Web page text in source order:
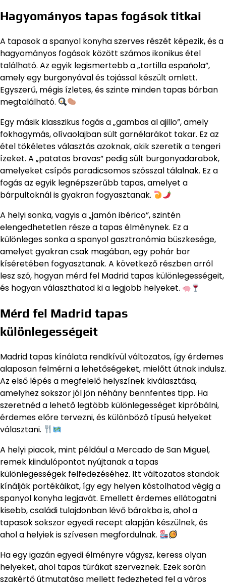
Hagyományos tapas fogások titkai
A tapasok a spanyol konyha szerves részét képezik, és a
hagyományos fogások között számos ikonikus étel
található. Az egyik legismertebb a „tortilla española”,
amely egy burgonyával és tojással készült omlett.
Egyszerű, mégis ízletes, és szinte minden tapas bárban
megtalálható.
Egy másik klasszikus fogás a „gambas al ajillo”, amely
fokhagymás, olívaolajban sült garnélarákot takar. Ez az
étel tökéletes választás azoknak, akik szeretik a tengeri
ízeket. A „patatas bravas” pedig sült burgonyadarabok,
amelyeket csípős paradicsomos szósszal tálalnak. Ez a
fogás az egyik legnépszerűbb tapas, amelyet a
bárpultoknál is gyakran fogyasztanak.
A helyi sonka, vagyis a „jamón ibérico”, szintén
elengedhetetlen része a tapas élménynek. Ez a
különleges sonka a spanyol gasztronómia büszkesége,
amelyet gyakran csak magában, egy pohár bor
kíséretében fogyasztanak. A következő részben arról
lesz szó, hogyan mérd fel Madrid tapas különlegességeit,
és hogyan választhatod ki a legjobb helyeket.
Mérd fel Madrid tapas
különlegességeit
Madrid tapas kínálata rendkívül változatos, így érdemes
alaposan felmérni a lehetőségeket, mielőtt útnak indulsz.
Az első lépés a megfelelő helyszínek kiválasztása,
amelyhez sokszor jól jön néhány bennfentes tipp. Ha
szeretnéd a lehető legtöbb különlegességet kipróbálni,
érdemes előre tervezni, és különböző típusú helyeket
választani.
A helyi piacok, mint például a Mercado de San Miguel,
remek kiindulópontot nyújtanak a tapas
különlegességek felfedezéséhez. Itt változatos standok
kínálják portékáikat, így egy helyen kóstolhatod végig a
spanyol konyha legjavát. Emellett érdemes ellátogatni
kisebb, családi tulajdonban lévő bárokba is, ahol a
tapasok sokszor egyedi recept alapján készülnek, és
ahol a helyiek is szívesen megfordulnak.
Ha egy igazán egyedi élményre vágysz, keress olyan
helyeket, ahol tapas túrákat szerveznek. Ezek során
szakértő útmutatása mellett fedezheted fel a város